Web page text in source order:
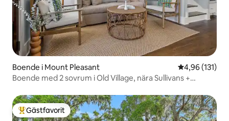
Boende i Mount Pleasant 4,96 av 5 i
4,96 (131)
Boende med 2 sovrum i Old Village, nära Sullivans +
Populär gästfavorit
Gästfavorit